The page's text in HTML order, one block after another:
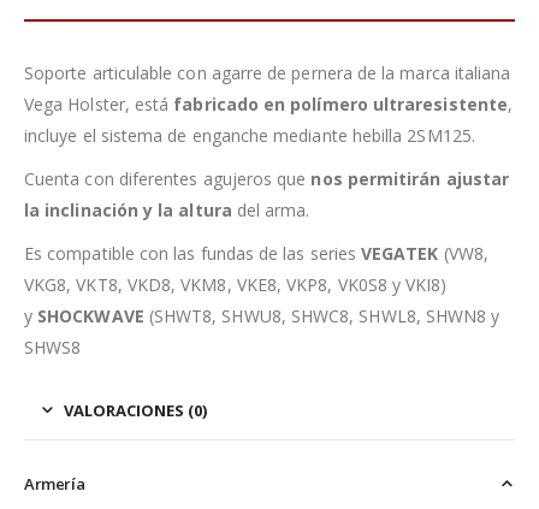
Soporte articulable con agarre de pernera de la marca italiana
Vega Holster, está fabricado en polímero ultraresistente,
incluye el sistema de enganche mediante hebilla 2SM125.
Cuenta con diferentes agujeros que nos permitirán ajustar
la inclinación y la altura del arma.
Es compatible con las fundas de las seriesVEGATEK (VW8,
VKG8, VKT8, VKD8, VKM8, VKE8, VKP8, VK0S8 y VKI8)
y SHOCKWAVE (SHWT8, SHWU8, SHWC8, SHWL8, SHWN8 y
SHWS8
VALORACIONES (0)
Armería